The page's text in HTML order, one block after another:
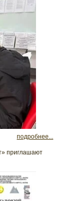
подробнее...
приглашают